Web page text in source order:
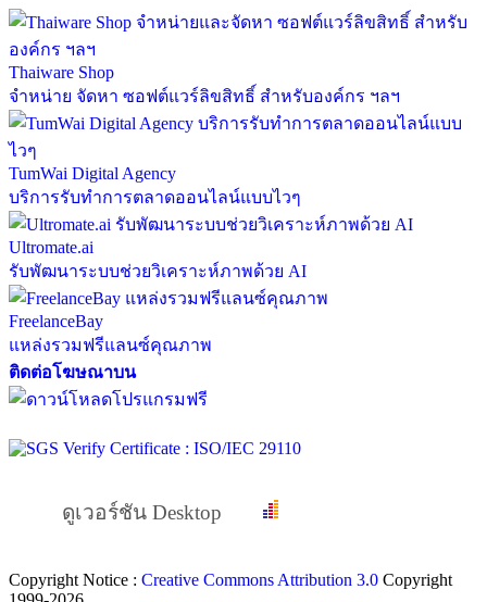
Thaiware Shop
จำหน่าย จัดหา ซอฟต์แวร์ลิขสิทธิ์ สำหรับองค์กร ฯลฯ
TumWai Digital Agency
บริการรับทำการตลาดออนไลน์แบบไวๆ
Ultromate.ai
รับพัฒนาระบบช่วยวิเคราะห์ภาพด้วย AI
FreelanceBay
แหล่งรวมฟรีแลนซ์คุณภาพ
ติดต่อโฆษณาบน
ดูเวอร์ชัน Desktop
Copyright Notice : Creative Commons Attribution 3.0 Copyright